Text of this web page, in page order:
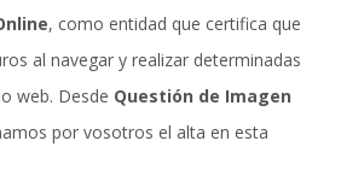
, como entidad que certifica que
al navegar y realizar determinadas
web. Desde Questión de Imagen
por vosotros el alta en esta